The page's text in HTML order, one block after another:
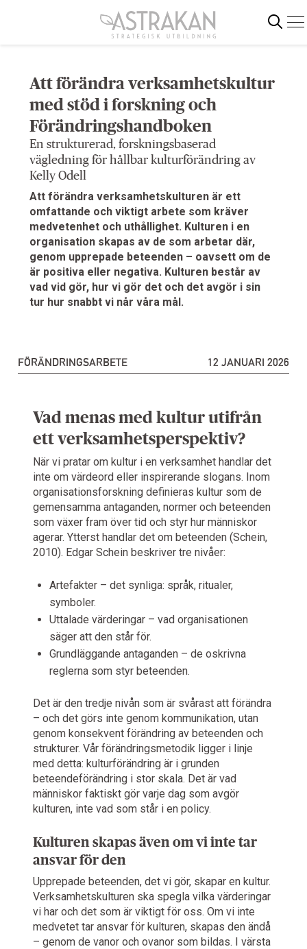
Sök
Att förändra verksamhetskultur
med stöd i forskning och
Förändringshandboken
En strukturerad, forskningsbaserad
vägledning för hållbar kulturförändring av
Kelly Odell
Att förändra verksamhetskulturen är ett
omfattande och viktigt arbete som kräver
medvetenhet och uthållighet. Kulturen i en
organisation skapas av de som arbetar där,
genom upprepade beteenden – oavsett om de
är positiva eller negativa. Kulturen består av
vad vid gör, hur vi gör det och det avgör i sin
tur hur snabbt vi når våra mål.
FÖRÄNDRINGSARBETE 12 JANUARI 2026
Vad menas med kultur utifrån
ett verksamhetsperspektiv?
När vi pratar om kultur i en verksamhet handlar det
inte om värdeord eller inspirerande slogans. Inom
organisationsforskning definieras kultur som de
gemensamma antaganden, normer och beteenden
som växer fram över tid och styr hur människor
agerar. Ytterst handlar det om beteenden (Schein,
2010). Edgar Schein beskriver tre nivåer:
Artefakter – det synliga: språk, ritualer,
symboler.
Uttalade värderingar – vad organisationen
säger att den står för.
Grundläggande antaganden – de oskrivna
reglerna som styr beteenden.
Det är den tredje nivån som är svårast att förändra
– och det görs inte genom kommunikation, utan
genom konsekvent förändring av beteenden och
strukturer. Vår förändringsmetodik ligger i linje
med detta: kulturförändring är i grunden
beteendeförändring i stor skala. Det är vad
människor faktiskt gör varje dag som avgör
kulturen, inte vad som står i en policy.
Kulturen skapas även om vi inte tar
ansvar för den
Upprepade beteenden, det vi gör, skapar en kultur.
Verksamhetskulturen ska spegla vilka värderingar
vi har och det som är viktigt för oss. Om vi inte
medvetet tar ansvar för kulturen, skapas den ändå
– genom de vanor och ovanor som bildas. I värsta